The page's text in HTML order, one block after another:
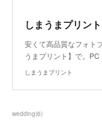
安くて高品質なフォト
うまプリント】で。
しまうまプリント
wedding(6)